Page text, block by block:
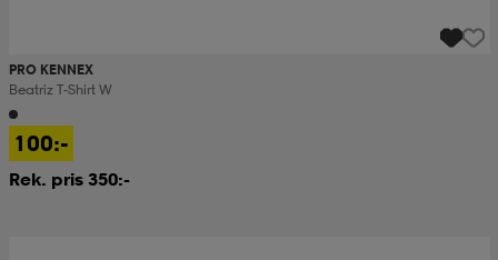
PRO KENNEX
Beatriz T-Shirt W
100:-
Rek. pris 350:-